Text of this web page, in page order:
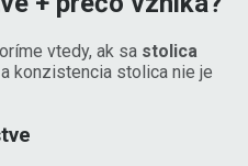
vtedy, ak sa stolica
a konzistencia stolica nie je